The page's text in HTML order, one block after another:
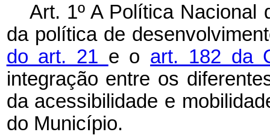
Art. 1º A Política Nacional
da política de
do art. 21 e o art. 182 da
integração entre os
da acessibilidade e
do Município.